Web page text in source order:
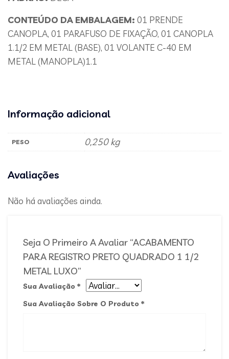
CONTEÚDO DA EMBALAGEM: 01 PRENDE
CANOPLA, 01 PARAFUSO DE FIXAÇÃO, 01 CANOPLA
1.1/2 EM METAL (BASE), 01 VOLANTE C-40 EM
METAL (MANOPLA)1.1
Informação adicional
PESO 0,250 kg
Avaliações
Não há avaliações ainda.
Seja O Primeiro A Avaliar “ACABAMENTO
PARA REGISTRO PRETO QUADRADO 1 1/2
METAL LUXO”
Sua Avaliação *
Sua Avaliação Sobre O Produto *